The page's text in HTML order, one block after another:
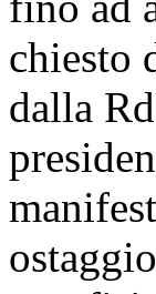
chiesto
dalla